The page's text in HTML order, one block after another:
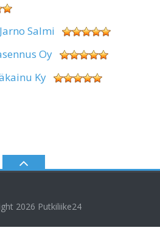
Salmi
Oy
Ky
2026 Putkiliike24